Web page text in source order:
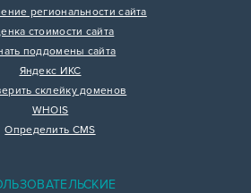
региональности сайта
стоимости сайта
поддомены сайта
Яндекс ИКС
склейку доменов
WHOIS
Определить CMS